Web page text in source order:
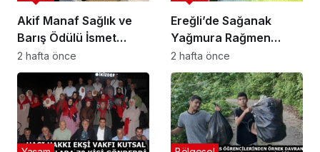
Akif Manaf Sağlık ve
Barış Ödülü İsmet
İnönü’ye İthaf Edildi
2 hafta önce
Ereğli’de Sağanak
Yağmura Rağmen
Görkemli Düğün: Köse
ve Yağmuroğlu
Ailelerinin Mutlu Günü
2 hafta önce